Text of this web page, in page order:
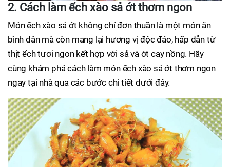
2. Cách làm ếch xào sả ớt thơm ngon
Món ếch xào sả ớt không chỉ đơn thuần là một món ăn
bình dân mà còn mang lại hương vị độc đáo, hấp dẫn từ
thịt ếch tươi ngon kết hợp với sả và ớt cay nồng. Hãy
cùng khám phá cách làm món ếch xào sả ớt thơm ngon
ngay tại nhà qua các bước chi tiết dưới đây.